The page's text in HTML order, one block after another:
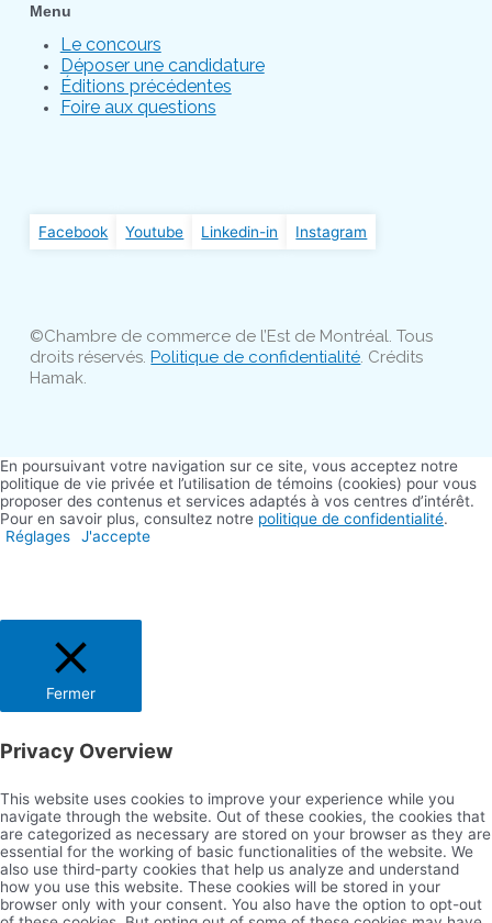
Menu
Le concours
Déposer une candidature
Éditions précédentes
Foire aux questions
Facebook Youtube Linkedin-in Instagram
©Chambre de commerce de l’Est de Montréal. Tous
droits réservés.Politique de confidentialité. Crédits
Hamak.
En poursuivant votre navigation sur ce site, vous acceptez notre
politique de vie privée et l’utilisation de témoins (cookies) pour vous
proposer des contenus et services adaptés à vos centres d’intérêt.
Pour en savoir plus, consultez notre politique de confidentialité.
Réglages
J'accepte
Fermer
Privacy Overview
This website uses cookies to improve your experience while you
navigate through the website. Out of these cookies, the cookies that
are categorized as necessary are stored on your browser as they are
essential for the working of basic functionalities of the website. We
also use third-party cookies that help us analyze and understand
how you use this website. These cookies will be stored in your
browser only with your consent. You also have the option to opt-out